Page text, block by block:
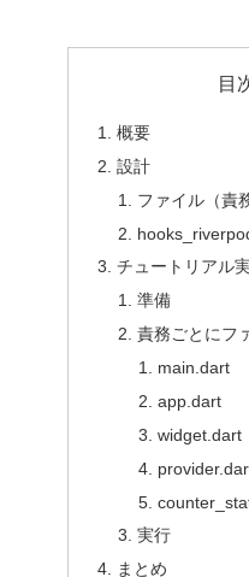
目
概要
設計
ファイル（責
チュートリアル
準備
責務ごとにフ
main.dart
app.dart
widget.dart
実行
まとめ